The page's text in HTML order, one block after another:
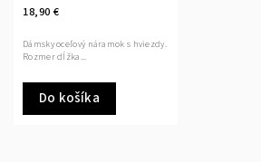
18,90 €
Do košíka
Dámsky oceľový náramok s hviezdy.
Rozmer dĺžka...